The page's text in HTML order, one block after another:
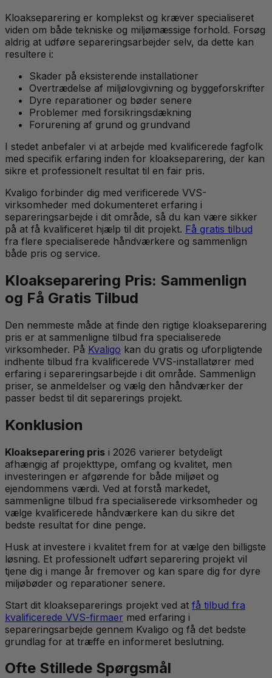
Kloakseparering er komplekst og kræver specialiseret
viden om både tekniske og miljømæssige forhold. Forsøg
aldrig at udføre separeringsarbejder selv, da dette kan
resultere i:
Skader på eksisterende installationer
Overtrædelse af miljølovgivning og byggeforskrifter
Dyre reparationer og bøder senere
Problemer med forsikringsdækning
Forurening af grund og grundvand
I stedet anbefaler vi at arbejde med kvalificerede fagfolk
med specifik erfaring inden for kloakseparering, der kan
sikre et professionelt resultat til en fair pris.
Kvaligo forbinder dig med verificerede VVS-
virksomheder med dokumenteret erfaring i
separeringsarbejde i dit område, så du kan være sikker
på at få kvalificeret hjælp til dit projekt. Få gratis tilbud
fra flere specialiserede håndværkere og sammenlign
både pris og service.
Kloakseparering Pris: Sammenlign
og Få Gratis Tilbud
Den nemmeste måde at finde den rigtige kloakseparering
pris er at sammenligne tilbud fra specialiserede
virksomheder. På Kvaligo kan du gratis og uforpligtende
indhente tilbud fra kvalificerede VVS-installatører med
erfaring i separeringsarbejde i dit område. Sammenlign
priser, se anmeldelser og vælg den håndværker der
passer bedst til dit separerings projekt.
Konklusion
Kloakseparering pris i 2026 varierer betydeligt
afhængig af projekttype, omfang og kvalitet, men
investeringen er afgørende for både miljøet og
ejendommens værdi. Ved at forstå markedet,
sammenligne tilbud fra specialiserede virksomheder og
vælge kvalificerede håndværkere kan du sikre det
bedste resultat for dine penge.
Husk at investere i kvalitet frem for at vælge den billigste
løsning. Et professionelt udført separering projekt vil
tjene dig i mange år fremover og kan spare dig for dyre
miljøbøder og reparationer senere.
Start dit kloakseparerings projekt ved at få tilbud fra
kvalificerede VVS-firmaer med erfaring i
separeringsarbejde gennem Kvaligo og få det bedste
grundlag for at træffe en informeret beslutning.
Ofte Stillede Spørgsmål